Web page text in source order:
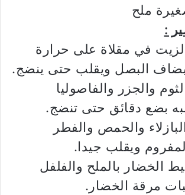
ملح
:
في مقلاة على حرارة
البصل ويقلب حتى ينضج.
والجزر والفاصوليا
بضع دقائق حتى تنضج.
والحمص والفطر
ويقلب جيدا.
الخضار بالملح والفلفل
مرقة الخضار.